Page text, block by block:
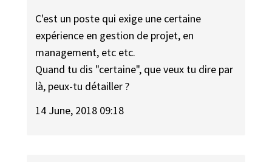
C'est un poste qui exige une certaine
expérience en gestion de projet, en
management, etc etc.
Quand tu dis "certaine", que veux tu dire par
là, peux-tu détailler ?
14 June, 2018 09:18